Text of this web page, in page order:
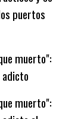
puertos
muerto":
muerto":